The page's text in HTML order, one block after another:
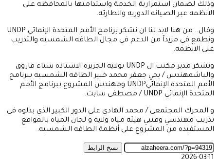
وذلك لضمان استمرارية الخدمة واستدامتها بالمحافظه على
الانظمه عبر الصيانه الدوريه والطارئه.
وقال.. من هنا لابد لنا ان نشكر برنامج الأمم المتحدة الإنمائي UNDP
ونطمع في مزيدآ من الدعم في مجال الطاقه الشمسيه والتدريب
على الانظمه.
ونشكر مدير مكتب ال UNDP بولاية الجزيرة الاستاذه سناء فاروق
والباشمهندس / يحي جعفر محمد خبير الطاقه الشمسيه ببرنامج
الأمم المتحدة الإنمائيUNDP ومهندس المشروع ببرنامج الأمم
المتحدة الإنمائي UNDP / مصطفى سابت.
و المحرك المجتمعي / محمد الهادي على الدور الكبير الذي بذلوه في
تدريب مهندسي وفنيي هيئة مياه ولاية و لجان المياه بالمواقع
المستفيده من المشروع على أنظمة الطاقه الشمسيه.
نسخ الرابط
2026-03-11